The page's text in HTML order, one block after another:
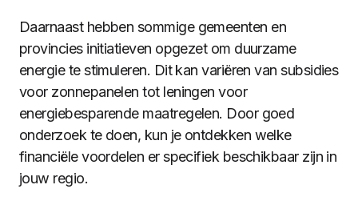
Daarnaast hebben sommige gemeenten en
provincies initiatieven opgezet om duurzame
energie te stimuleren. Dit kan variëren van subsidies
voor zonnepanelen tot leningen voor
energiebesparende maatregelen. Door goed
onderzoek te doen, kun je ontdekken welke
financiële voordelen er specifiek beschikbaar zijn in
jouw regio.